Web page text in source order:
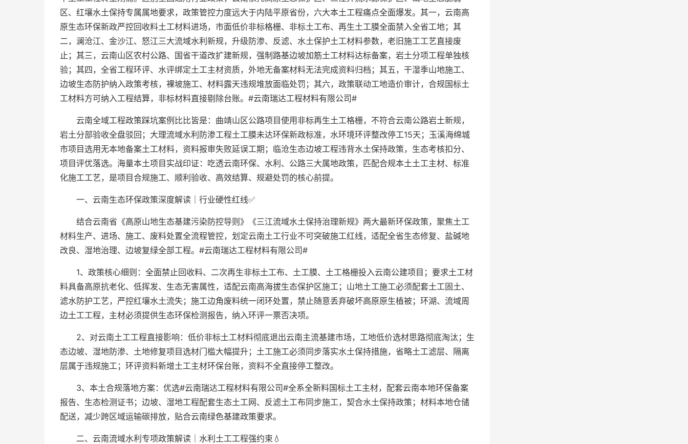
区、红壤水土保持专属属地要求，政策管控力度远大于内陆平原省份，六大本土工程痛点全面爆发。其一，云南高
原生态环保新政严控回收料土工材料进场，市面低价非标格栅、非标土工布、再生土工膜全面禁入全省工地；其
二，澜沧江、金沙江、怒江三大流域水利新规，升级防渗、反滤、水土保护土工材料参数，老旧施工工艺直接废
止；其三，云南山区农村公路、国省干道改扩建新规，强制路基边坡加筋土工材料达标备案，岩土分项工程单独核
验；其四，全省工程环评、水评绑定土工主材资质，外地无备案材料无法完成资料归档；其五，干湿季山地施工、
边坡生态防护纳入政策考核，裸坡施工、材料露天违规堆放面临处罚；其六，政策联动工地造价审计，合规国标土
工材料方可纳入工程结算，非标材料直接剔除台账。#云南瑞达工程材料有限公司#
云南全域工程政策踩坑案例比比皆是：曲靖山区公路项目使用非标再生土工格栅，不符合云南公路岩土新规，
岩土分部验收全盘驳回；大理流域水利防渗工程土工膜未达环保新政标准，水环境环评整改停工15天；玉溪海绵城
市项目选用无本地备案土工材料，资料报审失败延误工期；临沧生态边坡工程违背水土保持政策，生态考核扣分、
项目评优落选。海量本土项目实战印证：吃透云南环保、水利、公路三大属地政策，匹配合规本土土工主材、标准
化施工工艺，是项目合规施工、顺利验收、高效结算、规避处罚的核心前提。
一、云南生态环保政策深度解读｜行业硬性红线✅
结合云南省《高原山地生态基建污染防控导则》《三江流域水土保持治理新规》两大最新环保政策，聚焦土工
材料生产、进场、施工、废料处置全流程管控，划定云南土工行业不可突破施工红线，适配全省生态修复、盐碱地
改良、湿地治理、边坡复绿全部工程。#云南瑞达工程材料有限公司#
1、政策核心细则：全面禁止回收料、二次再生非标土工布、土工膜、土工格栅投入云南公建项目；要求土工材
料具备高原抗老化、低挥发、生态无害属性，适配云南高海拔生态保护区施工；山地土工施工必须配套土工固土、
滤水防护工艺，严控红壤水土流失；施工边角废料统一闭环处置，禁止随意丢弃破坏高原原生植被；环湖、流域周
边土工工程，主材必须提供生态环保检测报告，纳入环评一票否决项。
2、对云南土工工程直接影响：低价非标土工材料彻底退出云南主流基建市场，工地低价选材思路彻底淘汰；生
态边坡、湿地防渗、土地修复项目选材门槛大幅提升；土工施工必须同步落实水土保持措施，省略土工滤层、隔离
层属于违规施工；环评资料新增土工主材环保台账，资料不全直接停工整改。
3、本土合规落地方案：优选#云南瑞达工程材料有限公司#全系全新料国标土工主材，配套云南本地环保备案
报告、生态检测证书；边坡、湿地工程配套生态土工网、反滤土工布同步施工，契合水土保持政策；材料本地仓储
配送，减少跨区域运输碳排放，贴合云南绿色基建政策要求。
二、云南流域水利专项政策解读｜水利土工工程强约束💧